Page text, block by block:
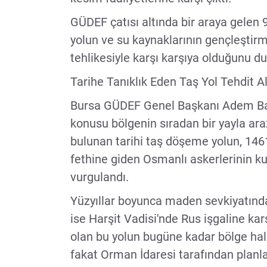
GÜDEF çatısı altında bir araya
yolun ve su kaynaklarının
tehlikesiyle karşı karşıya olduğunu
Tarihe Tanıklık Eden Taş Yol Tehdit
Bursa GÜDEF Genel Başkanı Adem
konusu bölgenin sıradan bir yayla
bulunan tarihi taş döşeme yolun,
fethine giden Osmanlı askerlerinin
vurgulandı.
Yüzyıllar boyunca maden
ise Harşit Vadisi'nde Rus işgaline
olan bu yolun bugüne kadar bölge
fakat Orman İdaresi tarafından